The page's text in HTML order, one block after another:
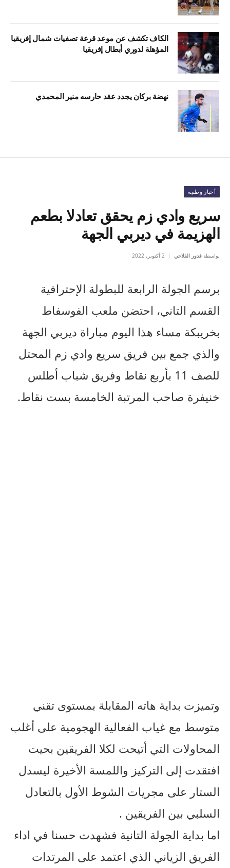
الكاف تكشف عن موعد قرعة تصفيات شمال إفريقيا
المؤهلة لدوري أبطال إفريقيا
نهضة بركان يجدد عقد حارسه منير المحمدي
أخبار وطنية
سريع وادي زم يحقق تعادلا بطعم
الهزيمة في ديربي الجهة
بواسطة قدور الفلاحي 2 أكتوبر، 2022
برسم الجولة الرابعة للبطولة الإحترافية
القسم التاني، احتضن ملعب الفوسفاط
بخريبكة مساء هذا اليوم مباراة ديربي الجهة
والذي جمع بين فريق سريع وادي زم المحتل
للصف 11 بأربع نقاط وفريق شباب أطلس
خنيفرة صاحب المرتبة الخامسة بست نقاط.
وتميزت بداية هاته المقابلة بمستوى تقني
متوسط مع غياب الفعالية الهجومية على أغلب
المحاولات التي أتيحت لكلا الفريقين بحيت
افتقدت إلى التركيز واللمسة الأخيرة ليسدل
الستار على مجريات الشوط الأول بالتعادل
السلبي بين الفريقين .
اما بداية الجولة التانية فشهدت حسنا في اداء
الفريق الزياني الذي اعتمد على المرتدات